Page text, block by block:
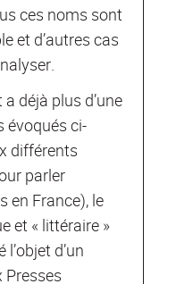
ces noms sont
et d’autres cas
déjà plus d’une
évoqués ci-
différents
parler
en France), le
et « littéraire »
d’un
Presses